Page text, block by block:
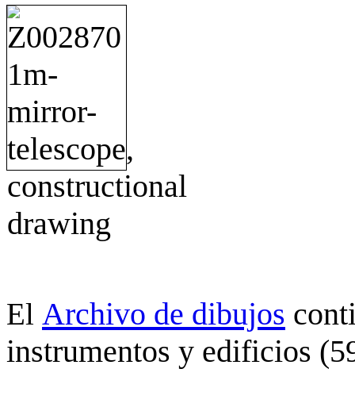
El Archivo de dibujos
instrumentos y edificios